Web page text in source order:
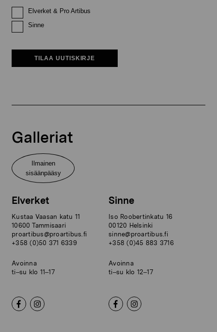
Elverket & Pro Artibus
Sinne
TILAA UUTISKIRJE
Galleriat
Ilmainen
sisäänpääsy
Elverket
Kustaa Vaasan katu 11
10600 Tammisaari
proartibus@proartibus.fi
+358 (0)50 371 6339
Avoinna
ti–su klo 11–17
Sinne
Iso Roobertinkatu 16
00120 Helsinki
sinne@proartibus.fi
+358 (0)45 883 3716
Avoinna
ti–su klo 12–17